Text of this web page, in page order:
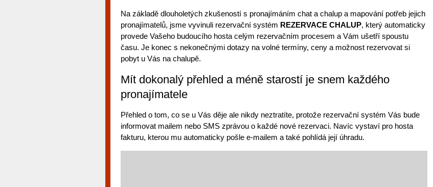
Na základě dlouholetých zkušeností s pronajímáním chat a chalup a mapování potřeb jejich
pronajímatelů, jsme vyvinuli rezervační systém REZERVACE CHALUP, který automaticky
provede Vašeho budoucího hosta celým rezervačním procesem a Vám ušetří spoustu
času. Je konec s nekonečnými dotazy na volné termíny, ceny a možnost rezervovat si
pobyt u Vás na chalupě.
Mít dokonalý přehled a méně starostí je snem každého
pronajímatele
Přehled o tom, co se u Vás děje ale nikdy neztratíte, protože rezervační systém Vás bude
informovat mailem nebo SMS zprávou o každé nové rezervaci. Navíc vystaví pro hosta
fakturu, kterou mu automaticky pošle e-mailem a také pohlídá její úhradu.